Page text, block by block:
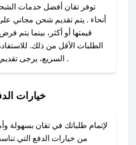
معنا عبر تويتر أو البريد
لا تقلق! يمكنك التواصل مع
وسنقوم بحل المشكلة
توفر تقان أفضل خدمات
أنحاء . يتم تقديم شحن مجاني
قيمتها أو أكثر، بينما يتم
الطلبات الأقل من ذلك.
السريع، يرجى تقديم طلبك قبل الساعة .
خيارات
لإتمام طلباتك في تقان بسهولة
من خيارات الدفع التي